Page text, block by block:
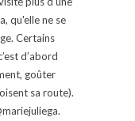
qu'elle ne se
Certains
d’abord
goûter
sa route).